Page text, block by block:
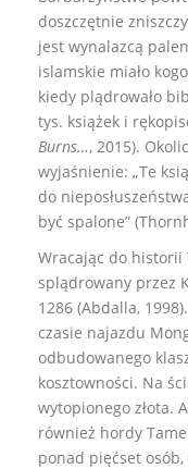
doszczętnie
jest wynalazcą
islamskie miało
kiedy plądrowało
tys. książek i
Burns…, 2015).
wyjaśnienie: „Te
do
być spalone”
Wracając do historii
splądrowany przez
1286 (Abdalla,
czasie najazdu
odbudowanego
kosztowności. Na
wytopionego złota.
również hordy
ponad pięćset